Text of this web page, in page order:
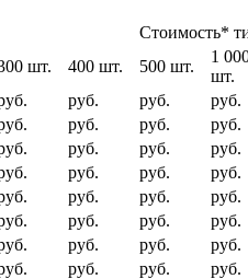
Стоимость*
шт.
400 шт. 500 шт.
1
шт.
руб. руб.
руб.
руб. руб.
руб.
руб. руб.
руб.
руб. руб.
руб.
руб. руб.
руб.
руб. руб.
руб.
руб. руб.
руб.
руб. руб.
руб.